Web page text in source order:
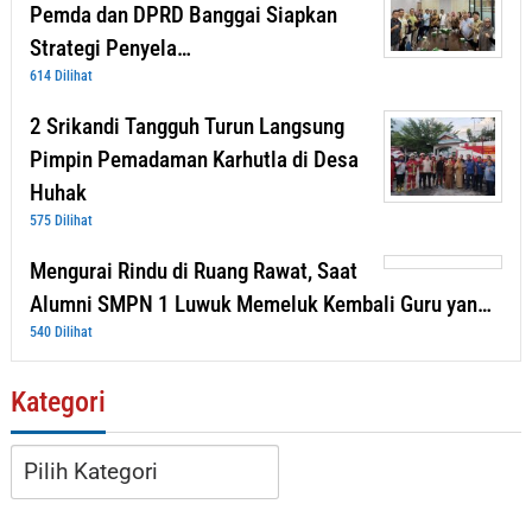
Pemda dan DPRD Banggai Siapkan
Strategi Penyela…
614 Dilihat
2 Srikandi Tangguh Turun Langsung
Pimpin Pemadaman Karhutla di Desa
Huhak
575 Dilihat
Mengurai Rindu di Ruang Rawat, Saat
Alumni SMPN 1 Luwuk Memeluk Kembali Guru yan…
540 Dilihat
Kategori
Kategori